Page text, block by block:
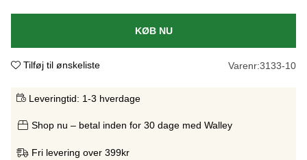
KØB NU
Tilføj til ønskeliste Varenr:3133-10
Leveringtid: 1-3 hverdage
Shop nu – betal inden for 30 dage med Walley
Fri levering over 399kr